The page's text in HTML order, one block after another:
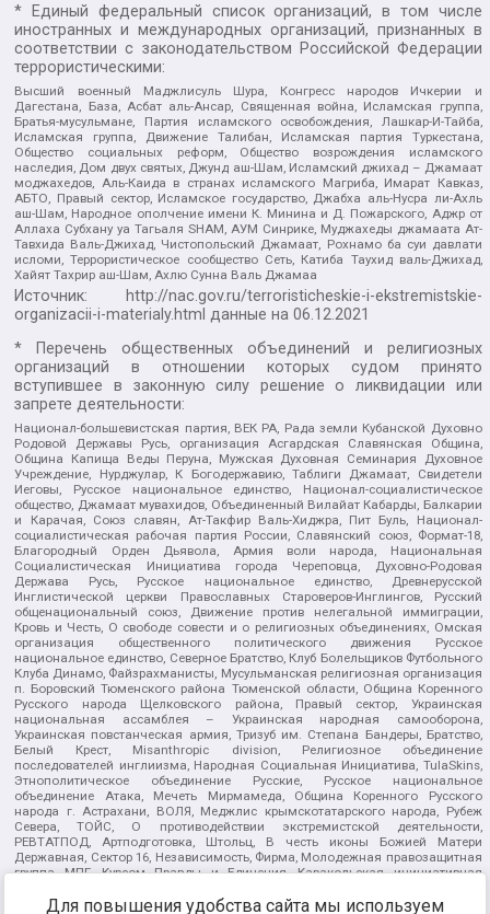
* Единый федеральный список организаций, в том числе
иностранных и международных организаций, признанных в
соответствии с законодательством Российской Федерации
террористическими:
Высший военный Маджлисуль Шура, Конгресс народов Ичкерии и
Дагестана, База, Асбат аль-Ансар, Священная война, Исламская группа,
Братья-мусульмане, Партия исламского освобождения, Лашкар-И-Тайба,
Исламская группа, Движение Талибан, Исламская партия Туркестана,
Общество социальных реформ, Общество возрождения исламского
наследия, Дом двух святых, Джунд аш-Шам, Исламский джихад – Джамаат
моджахедов, Аль-Каида в странах исламского Магриба, Имарат Кавказ,
АБТО, Правый сектор, Исламское государство, Джабха аль-Нусра ли-Ахль
аш-Шам, Народное ополчение имени К. Минина и Д. Пожарского, Аджр от
Аллаха Субхану уа Тагьаля SHAM, АУМ Синрике, Муджахеды джамаата Ат-
Тавхида Валь-Джихад, Чистопольский Джамаат, Рохнамо ба суи давлати
исломи, Террористическое сообщество Сеть, Катиба Таухид валь-Джихад,
Хайят Тахрир аш-Шам, Ахлю Сунна Валь Джамаа
Источник:
http://nac.gov.ru/terroristicheskie-i-ekstremistskie-
organizacii-i-materialy.html данные на06.12.2021
* Перечень общественных объединений и религиозных
организаций в отношении которых судом принято
вступившее в законную силу решение о ликвидации или
запрете деятельности:
Национал-большевистская партия, ВЕК РА, Рада земли Кубанской Духовно
Родовой Державы Русь, организация Асгардская Славянская Община,
Община Капища Веды Перуна, Мужская Духовная Семинария Духовное
Учреждение, Нурджулар, К Богодержавию, Таблиги Джамаат, Свидетели
Иеговы, Русское национальное единство, Национал-социалистическое
общество, Джамаат мувахидов, Объединенный Вилайат Кабарды, Балкарии
и Карачая, Союз славян, Ат-Такфир Валь-Хиджра, Пит Буль, Национал-
социалистическая рабочая партия России, Славянский союз, Формат-18,
Благородный Орден Дьявола, Армия воли народа, Национальная
Социалистическая Инициатива города Череповца, Духовно-Родовая
Держава Русь, Русское национальное единство, Древнерусской
Инглистической церкви Православных Староверов-Инглингов, Русский
общенациональный союз, Движение против нелегальной иммиграции,
Кровь и Честь, О свободе совести и о религиозных объединениях, Омская
организация общественного политического движения Русское
национальное единство, Северное Братство, Клуб Болельщиков Футбольного
Клуба Динамо, Файзрахманисты, Мусульманская религиозная организация
п. Боровский Тюменского района Тюменской области, Община Коренного
Русского народа Щелковского района, Правый сектор, Украинская
национальная ассамблея – Украинская народная самооборона,
Украинская повстанческая армия, Тризуб им. Степана Бандеры, Братство,
Белый Крест, Misanthropic division, Религиозное объединение
последователей инглиизма, Народная Социальная Инициатива, TulaSkins,
Этнополитическое объединение Русские, Русское национальное
объединение Атака, Мечеть Мирмамеда, Община Коренного Русского
народа г. Астрахани, ВОЛЯ, Меджлис крымскотатарского народа, Рубеж
Севера, ТОЙС, О противодействии экстремистской деятельности,
РЕВТАТПОД, Артподготовка, Штольц, В честь иконы Божией Матери
Державная, Сектор 16, Независимость, Фирма, Молодежная правозащитная
группа МПГ, Курсом Правды и Единения, Каракольская инициативная
Благотворительный пансионат Ак Умут, Русская республика Русь,
Для повышения удобства сайта мы используем